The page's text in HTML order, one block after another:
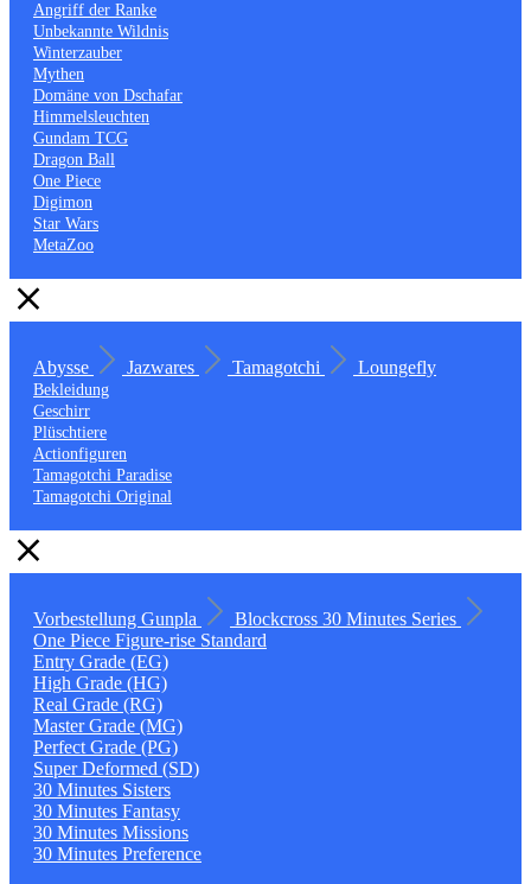
Angriff der Ranke
Unbekannte Wildnis
Winterzauber
Mythen
Domäne von Dschafar
Himmelsleuchten
Gundam TCG
Dragon Ball
One Piece
Digimon
Star Wars
MetaZoo
Abysse Jazwares Tamagotchi Loungefly
Bekleidung
Geschirr
Plüschtiere
Actionfiguren
Tamagotchi Paradise
Tamagotchi Original
Vorbestellung Gunpla Blockcross 30 Minutes Series
One Piece Figure-rise Standard
Entry Grade (EG)
High Grade (HG)
Real Grade (RG)
Master Grade (MG)
Perfect Grade (PG)
Super Deformed (SD)
30 Minutes Sisters
30 Minutes Fantasy
30 Minutes Missions
30 Minutes Preference